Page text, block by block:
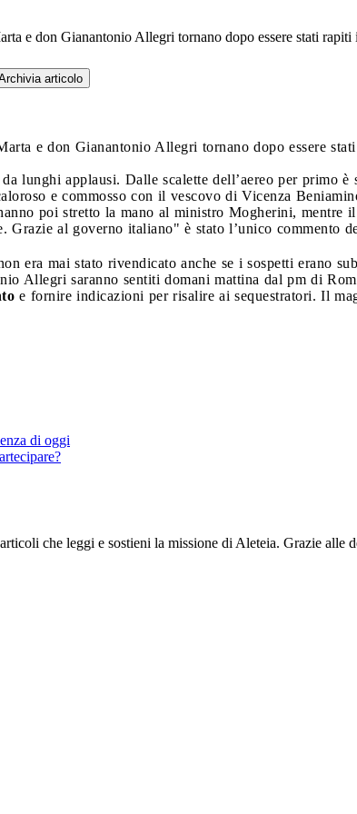
e don Gianantonio Allegri tornano dopo essere stati
articolo
e don Gianantonio Allegri tornano dopo essere
lunghi applausi. Dalle scalette dell’aereo per primo
e commosso con il vescovo di Vicenza
poi stretto la mano al ministro Mogherini, mentre
Grazie al governo italiano" è stato l’unico commento
era mai stato rivendicato anche se i sospetti erano
Allegri saranno sentiti domani mattina dal pm di
e fornire indicazioni per risalire ai sequestratori. Il
di oggi
che leggi e sostieni la missione di Aleteia. Grazie alle